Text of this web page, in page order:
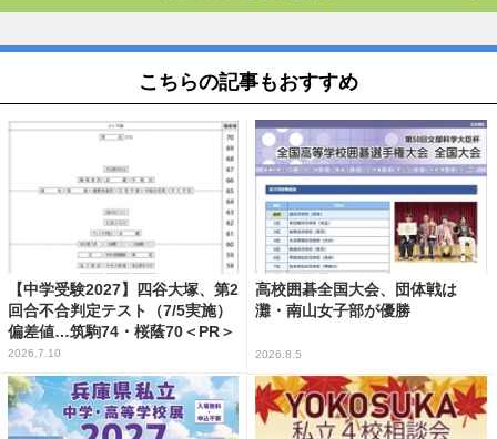
こちらの記事もおすすめ
【中学受験2027】四谷大塚、第2
回合不合判定テスト（7/5実施）
偏差値…筑駒74・桜蔭70＜PR＞
2026.7.10
高校囲碁全国大会、団体戦は
灘・南山女子部が優勝
2026.8.5